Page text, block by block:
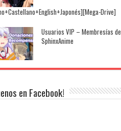
Drive]
Usuarios VIP – Membresías de
SphinxAnime
en Facebook!